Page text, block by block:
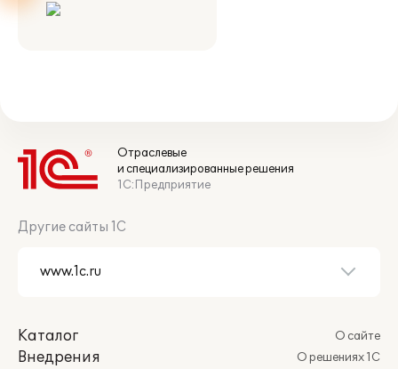
Отраслевые
и специализированные решения
1С:Предприятие
Другие сайты 1С
Каталог
Внедрения
О сайте
О решениях 1С